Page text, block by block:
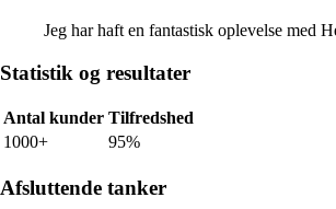
Jeg har haft en fantastisk oplevelse med
Statistik og resultater
Antal kunder Tilfredshed
1000+
95%
Afsluttende tanker